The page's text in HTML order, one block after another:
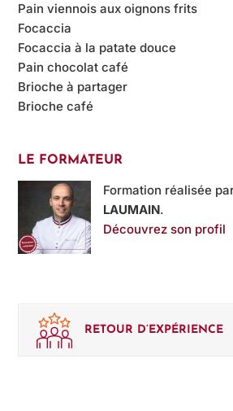
Pain viennois aux oignons frits
Focaccia
Focaccia à la patate douce
Pain chocolat café
Brioche à partager
Brioche café
LE FORMATEUR
Formation réalisée
LAUMAIN.
Découvrez son profil
RETOUR D’EXPÉRIENCE